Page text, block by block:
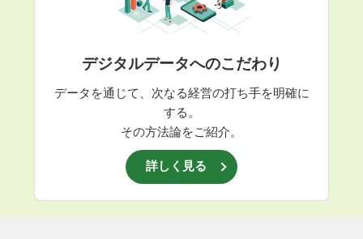
デジタルデータへのこだわり
データを通じて、次なる経営の打ち手を明確に
する。
その方法論をご紹介。
詳しく見る